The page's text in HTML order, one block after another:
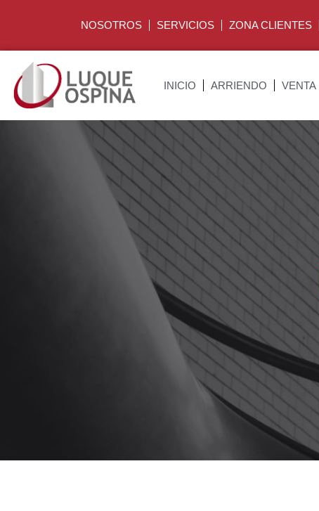
NOSOTROS SERVICIOS ZONA CLIENTES
INICIO ARRIENDO VENTA